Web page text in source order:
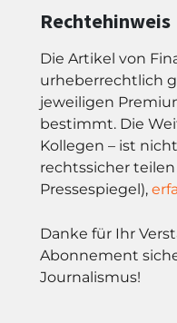
Rechtehinweis
Die Artikel von
urheberrechtlich
jeweiligen
bestimmt. Die
Kollegen – ist
rechtssicher teilen
Pressespiegel),
Danke für Ihr
Abonnement
Journalismus!